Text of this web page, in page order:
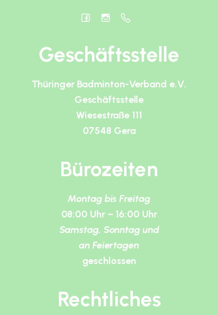
Geschäftsstelle
Thüringer Badminton-Verband e.V.
Geschäftsstelle
Wiesestraße 111
07548 Gera
Bürozeiten
Montag bis Freitag
08:00 Uhr – 16:00 Uhr
Samstag, Sonntag und
an Feiertagen
geschlossen
Rechtliches